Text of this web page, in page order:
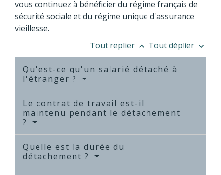
vous continuez à bénéficier du régime français de
sécurité sociale et du régime unique d'assurance
vieillesse.
Tout replier keyboard_arrow_up Tout déplier keyboard_arrow_down
Qu'est-ce qu'un salarié détaché à
l'étranger ?
Le contrat de travail est-il
maintenu pendant le détachement
?
Quelle est la durée du
détachement ?